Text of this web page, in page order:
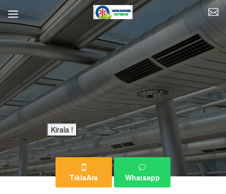
TıklaAra Whatsapp
Bu Reklam Sayfası Kiralıktır.
Kirala !